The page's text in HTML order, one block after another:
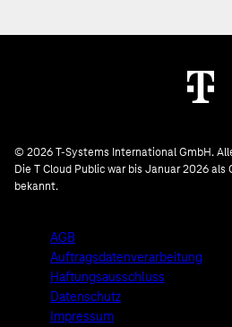
© 2026 T-Systems International GmbH.
Die T Cloud Public war bis Januar 2026 als
bekannt.
AGB
Auftragsdatenverarbeitung
Haftungsausschluss
Datenschutz
Impressum